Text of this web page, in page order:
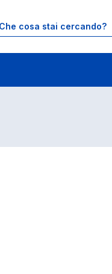
e Corsi di Laurea